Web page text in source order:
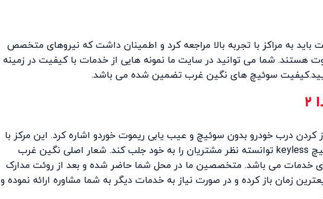
به مراکز با تجربه بالا مراجعه کرد و اطمینان داشت که نیروهای متخصص
شما می توانید در سایت ما نمونه هایی از خدمات با کیفیت در زمینه
درب خودرو بدون سوئیچ و عیب یابی ریموت خوردو اشاره کرد. این مرکز با
۲۰ سال تجربه تخصصی در زمینه سوئیچ keyless توانسته نظر مشتریان را به خود جلب کند. شعار اصلی نگین غرب
خدمات می باشد. متخصصین ما در محل شما حاضر شده و بعد از روئت مدارک
3 شما را در سریعترین زمان باز کرده و در صورت نیاز به خدمات دیگر به شما مشاوره ارائه نموده و